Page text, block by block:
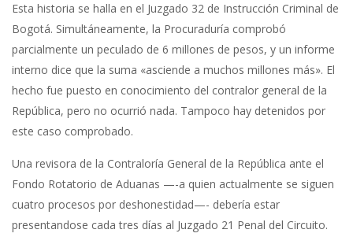
Esta historia se halla en el Juzgado 32 de Instrucción Criminal de
Bogotá. Simultáneamente, la Procuraduría comprobó
parcialmente un peculado de 6 millones de pesos, y un informe
interno dice que la suma «asciende a muchos millones más». El
hecho fue puesto en conocimiento del contralor general de la
República, pero no ocurrió nada. Tampoco hay detenidos por
este caso comprobado.
Una revisora de la Contraloría General de la República ante el
Fondo Rotatorio de Aduanas —-a quien actualmente se siguen
cuatro procesos por deshonestidad—- debería estar
presentandose cada tres días al Juzgado 21 Penal del Circuito.